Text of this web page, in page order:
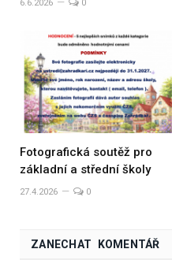
6.6.2026 0
Fotografická soutěž pro
základní a střední školy
27.4.2026 0
ZANECHAT KOMENTÁŘ